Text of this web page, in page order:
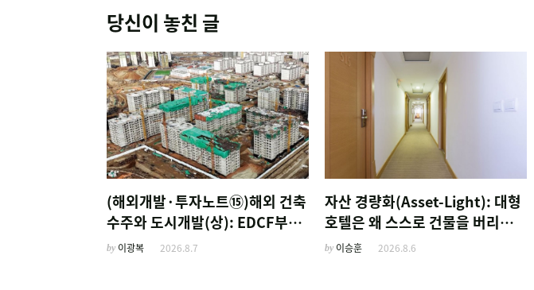
당신이 놓친 글
(해외개발·투자노트⑮)해외 건축
수주와 도시개발(상): EDCF부터
계열사 진출 위한 복합시설까지
by 이광복 2026.8.7
자산 경량화(Asset-Light): 대형
호텔은 왜 스스로 건물을 버리고
'이름'만 팔기 시작했을까
by 이승훈 2026.8.6